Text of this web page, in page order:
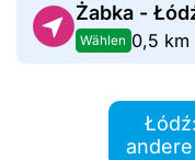
Żabka -
Wählen 0,5 km